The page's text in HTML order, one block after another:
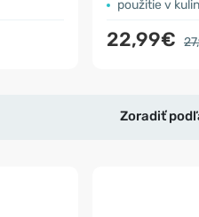
použitie v
22,99€
Zoradiť